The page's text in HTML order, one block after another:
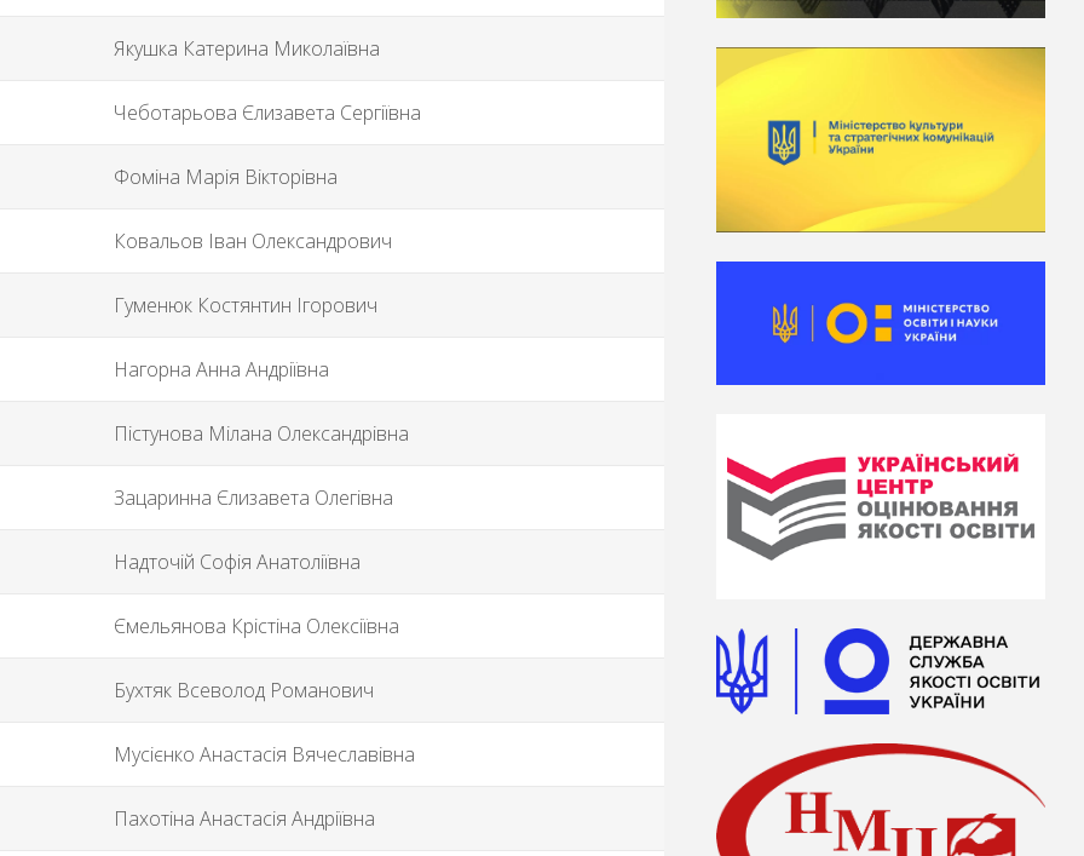
Якушка Катерина Миколаївна 200
Чеботарьова Єлизавета Сергіївна
Фоміна Марія Вікторівна
Ковальов Іван Олександрович 200
Гуменюк Костянтин Ігорович
Нагорна Анна Андріївна
Пістунова Мілана Олександрівна
Зацаринна Єлизавета Олегівна
Надточій Софія Анатоліївна
Ємельянова Крістіна Олексіївна
Бухтяк Всеволод Романович 195
Мусієнко Анастасія Вячеславівна
Пахотіна Анастасія Андріївна 195